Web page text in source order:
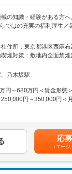
ップシェア／安全性や
に人気
ら買った」と言われるこ
同じ会場）※3週間以上
費はすべて会社負担
ポーツ選手、自衛隊、不動
ど
械の知識・経験がある方
ではの充実の福利厚生／
アとして、医療機器の据付
お客様である医療機関の
速・誠実な対応を行うこと
者としての知識・能力の
・調整・取扱い説明）
社住所：東京都港区西麻
煙対策：敷地内全面禁
乃木坂駅
円～680万円＜賃金形態
250,000円～350,000円＜
上下する可能性がありま
。
応
（エー